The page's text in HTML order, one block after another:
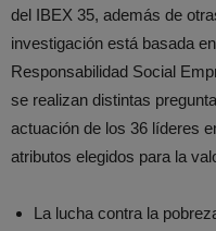
del IBEX 35, además de
investigación está basada
Responsabilidad Social
se realizan distintas
actuación de los 36 líderes
atributos elegidos para la
La lucha contra la